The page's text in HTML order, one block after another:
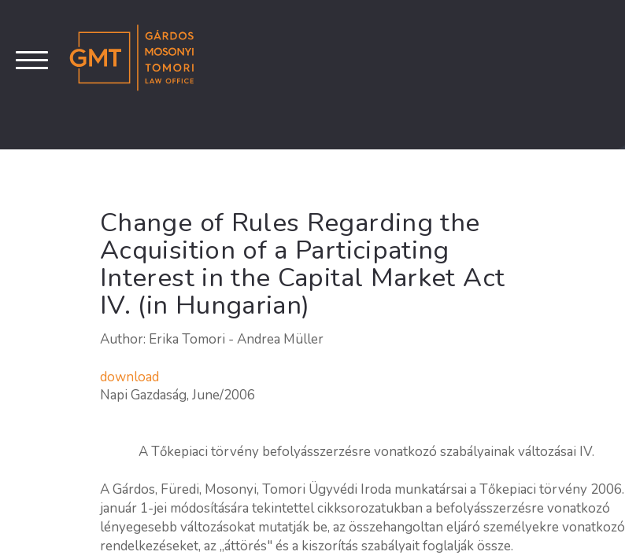
Change of Rules Regarding the
Acquisition of a Participating
Interest in the Capital Market Act
IV. (in Hungarian)
Author: Erika Tomori - Andrea Müller
download
Napi Gazdaság, June/2006
A Tőkepiaci törvény befolyásszerzésre vonatkozó szabályainak változásai IV.
A Gárdos, Füredi, Mosonyi, Tomori Ügyvédi Iroda munkatársai a Tőkepiaci törvény 2006.
január 1-jei módosítására tekintettel cikksorozatukban a befolyásszerzésre vonatkozó
lényegesebb változásokat mutatják be, az összehangoltan eljáró személyekre vonatkozó
rendelkezéseket, az „áttörés" és a kiszorítás szabályait foglalják össze.